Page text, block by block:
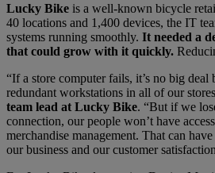
Lucky Bike is a well-known bicycle
40 locations and 1,400 devices, the IT
systems running smoothly. It needed a
that could grow with it quickly.
“If a store computer fails, it’s no big deal
redundant workstations in all of our
team lead at Lucky Bike. “But if we
connection, our people won’t have
merchandise management. That can
our business and our customer